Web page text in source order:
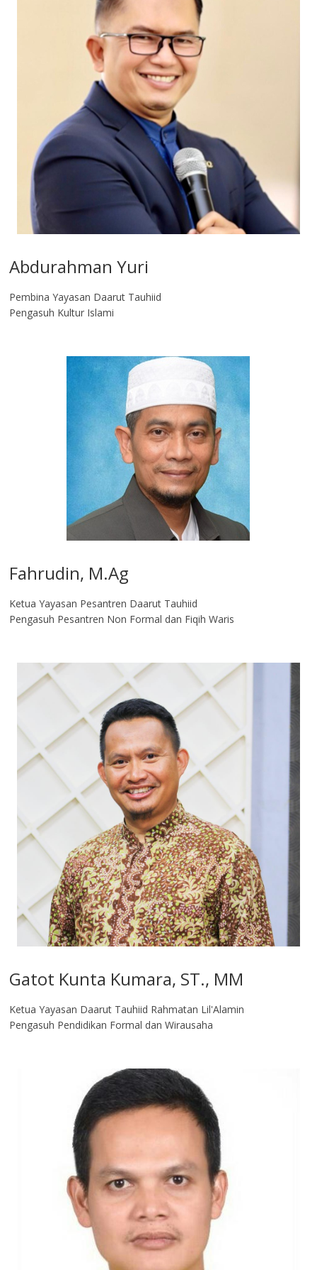
Abdurahman Yuri
Pembina Yayasan Daarut Tauhiid
Pengasuh Kultur Islami
Fahrudin, M.Ag​
Ketua Yayasan Pesantren Daarut Tauhiid
Pengasuh Pesantren Non Formal dan Fiqih Waris
Gatot Kunta Kumara, ST., MM
Ketua Yayasan Daarut Tauhiid Rahmatan Lil'Alamin
Pengasuh Pendidikan Formal dan Wirausaha